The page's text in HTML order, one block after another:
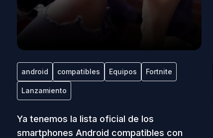
android compatibles Equipos Fortnite
Lanzamiento
Ya tenemos la lista oficial de los
smartphones Android compatibles con